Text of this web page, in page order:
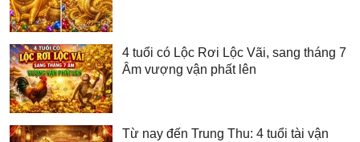
4 tuổi có Lộc Rơi Lộc Vãi, sang tháng 7
Âm vượng vận phất lên
Từ nay đến Trung Thu: 4 tuổi tài vận